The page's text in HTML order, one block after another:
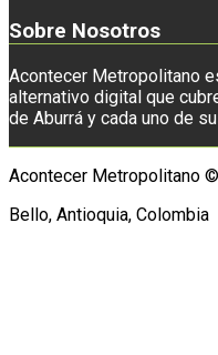
Sobre Nosotros
Acontecer Metropolitano
alternativo digital que
de Aburrá y cada uno de
Acontecer Metropolitano
Bello, Antioquia, Colombia